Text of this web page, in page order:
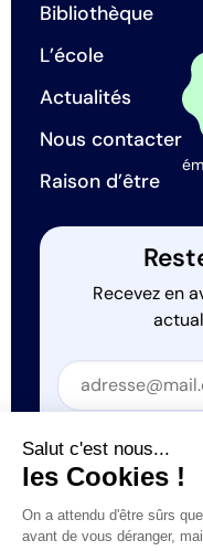
Bibliothèque
L’école
Actualités
Nous contacter
Raison d’être
Recevez en
Section
Section
J'accepte que
Salut c'est nous...
les Cookies !
On a attendu d'être sûrs
avant de vous déranger,